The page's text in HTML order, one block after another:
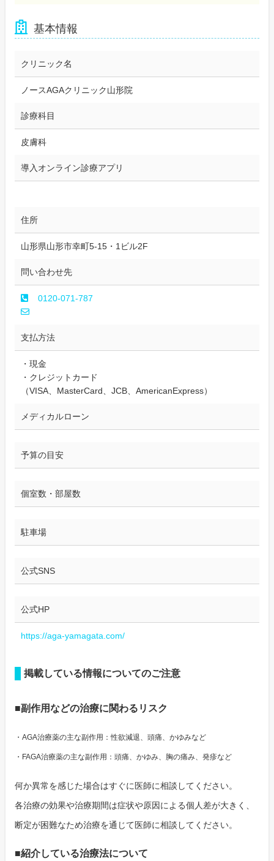
基本情報
クリニック名
ノースAGAクリニック山形院
診療科目
皮膚科
導入オンライン診療アプリ
住所
山形県山形市幸町5-15・1ビル2F
問い合わせ先
0120-071-787
支払方法
・現金
・クレジットカード
（VISA、MasterCard、JCB、AmericanExpress）
メディカルローン
予算の目安
個室数・部屋数
駐車場
公式SNS
公式HP
https://aga-yamagata.com/
掲載している情報についてのご注意
■副作用などの治療に関わるリスク
・AGA治療薬の主な副作用：性欲減退、頭痛、かゆみなど
・FAGA治療薬の主な副作用：頭痛、かゆみ、胸の痛み、発疹など
何か異常を感じた場合はすぐに医師に相談してください。
各治療の効果や治療期間は症状や原因による個人差が大きく、
断定が困難なため治療を通じて医師に相談してください。
■紹介している治療法について